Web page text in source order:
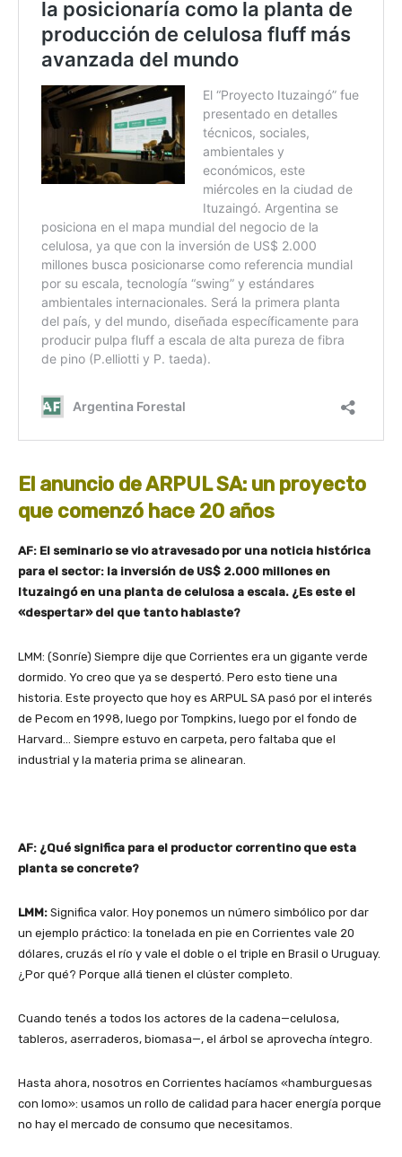
El anuncio de ARPUL SA: un proyecto
que comenzó hace 20 años
AF: El seminario se vio atravesado por una noticia histórica
para el sector: la inversión de US$ 2.000 millones en
Ituzaingó en una planta de celulosa a escala. ¿Es este el
«despertar» del que tanto hablaste?
LMM: (Sonríe) Siempre dije que Corrientes era un gigante verde
dormido. Yo creo que ya se despertó. Pero esto tiene una
historia. Este proyecto que hoy es ARPUL SA pasó por el interés
de Pecom en 1998, luego por Tompkins, luego por el fondo de
Harvard… Siempre estuvo en carpeta, pero faltaba que el
industrial y la materia prima se alinearan.
AF: ¿Qué significa para el productor correntino que esta
planta se concrete?
LMM: Significa valor. Hoy ponemos un número simbólico por dar
un ejemplo práctico: la tonelada en pie en Corrientes vale 20
dólares, cruzás el río y vale el doble o el triple en Brasil o Uruguay.
¿Por qué? Porque allá tienen el clúster completo.
Cuando tenés a todos los actores de la cadena—celulosa,
tableros, aserraderos, biomasa—, el árbol se aprovecha íntegro.
Hasta ahora, nosotros en Corrientes hacíamos «hamburguesas
con lomo»: usamos un rollo de calidad para hacer energía porque
no hay el mercado de consumo que necesitamos.